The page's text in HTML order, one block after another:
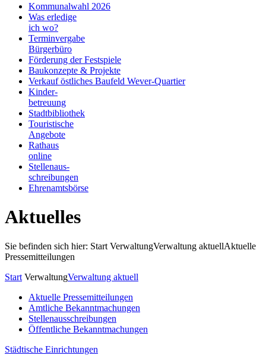
Kommunalwahl 2026
Was erledige
ich wo?
Terminvergabe
Bürgerbüro
Förderung der Festspiele
Baukonzepte & Projekte
Verkauf östliches Baufeld Wever-Quartier
Kinder-
betreuung
Stadtbibliothek
Touristische
Angebote
Rathaus
online
Stellenaus-
schreibungen
Ehrenamtsbörse
Aktuelles
Sie befinden sich hier: Start VerwaltungVerwaltung aktuellAktuelle
Pressemitteilungen
Start VerwaltungVerwaltung aktuell
Aktuelle Pressemitteilungen
Amtliche Bekanntmachungen
Stellenausschreibungen
Öffentliche Bekanntmachungen
Städtische Einrichtungen